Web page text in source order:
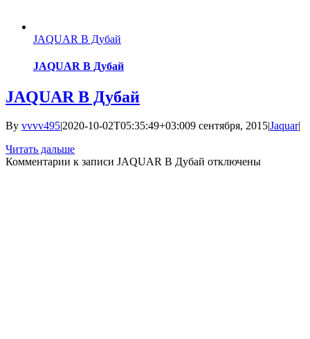
JAQUAR В Дубай
JAQUAR В Дубай
JAQUAR В Дубай
By vvvv495|2020-10-02T05:35:49+03:009 сентября, 2015|Jaquar|
Читать дальше
Комментарии к записи JAQUAR В Дубай отключены